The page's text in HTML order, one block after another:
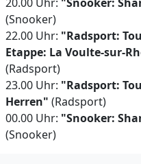
(Snooker)
22.00 Uhr: "Radsport:
Etappe: La Voulte-sur-
(Radsport)
23.00 Uhr: "Radsport:
Herren" (Radsport)
00.00 Uhr: "Snooker:
(Snooker)